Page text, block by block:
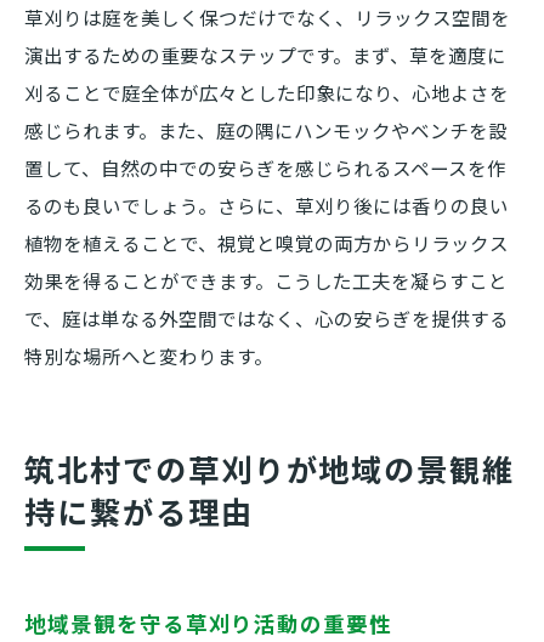
草刈りは庭を美しく保つだけでなく、リラックス空間を
演出するための重要なステップです。まず、草を適度に
刈ることで庭全体が広々とした印象になり、心地よさを
感じられます。また、庭の隅にハンモックやベンチを設
置して、自然の中での安らぎを感じられるスペースを作
るのも良いでしょう。さらに、草刈り後には香りの良い
植物を植えることで、視覚と嗅覚の両方からリラックス
効果を得ることができます。こうした工夫を凝らすこと
で、庭は単なる外空間ではなく、心の安らぎを提供する
特別な場所へと変わります。
筑北村での草刈りが地域の景観維
持に繋がる理由
地域景観を守る草刈り活動の重要性